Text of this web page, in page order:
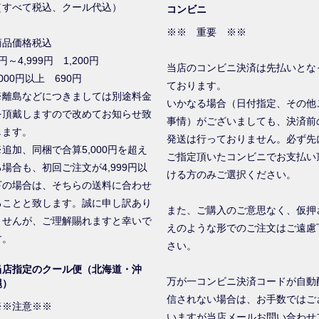
べて税込、クール代込）
品価格税込
～4,999円 1,200円
円以上 690円
島などにつきましては別途料金
頂戴しますので改めてお知らせ致
す。
加、同梱で合算5,000円を超え
場合も、初回ご注文が4,999円以
の場合は、そちらの送料に合わせ
ことと致します。誠に申し訳あり
せんが、ご理解賜れますと幸いで
店指定のクール便（北海道・沖
注意※※
コンビニ
※※ 重要 ※※
当店のコンビニ決済は先払いとな
ております。
いかなる場合（日付指定、その他
事情）がございましても、決済前
発送は行っておりません。必ず先
ご指定頂いたコンビニでお支払い
ける方のみご選択ください。
また、ご購入のご意思なく、仮押
えのような形でのご注文はご遠慮
さい。
万が一コンビニ決済コードが自動
信されない場合は、お手数ではご